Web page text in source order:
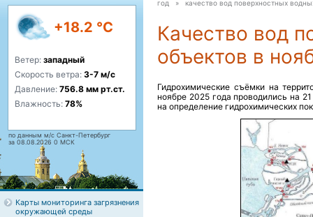
+18.2 °C
Ветер: западный
Скорость ветра: 3-7 м/с
Давление: 756.8 мм рт.ст.
Влажность: 78%
по данным м/с Санкт-Петербург
за 08.08.2026 0 МСК
Карты мониторинга загрязнения
окружающей среды
год » качество вод поверхностных
Качество вод
объектов в
Гидрохимические съёмки на
ноябре 2025 года проводились на
на определение гидрохимических